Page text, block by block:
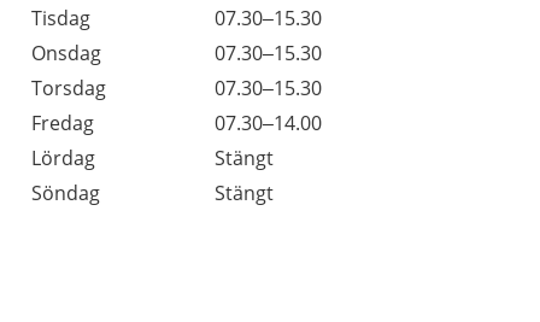
Tisdag
07.30–15.30
Onsdag
07.30–15.30
Torsdag
07.30–15.30
Fredag
07.30–14.00
Lördag
Stängt
Söndag
Stängt